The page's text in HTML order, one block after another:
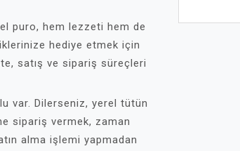
puro, hem lezzeti hem de
hediye etmek için
satış ve sipariş süreçleri
var. Dilerseniz, yerel tütün
sipariş vermek, zaman
alma işlemi yapmadan